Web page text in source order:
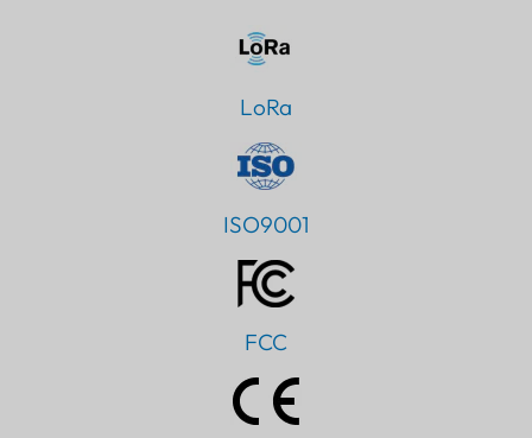
LoRa
ISO9001
FCC